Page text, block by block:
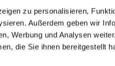
zu personalisieren,
Außerdem geben wir
Werbung und Analysen
die Sie ihnen bereitgestellt